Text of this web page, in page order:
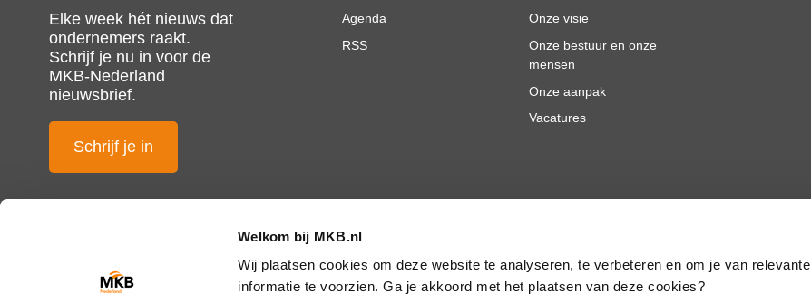
Welkom bij MKB.nl
Wij plaatsen cookies om deze website te analyseren, te verbeteren en om je van relevante
informatie te voorzien. Ga je akkoord met het plaatsen van deze cookies?
Elke week hét nieuws dat
ondernemers raakt.
Schrijf je nu in voor de
MKB-Nederland
nieuwsbrief.
Schrijf je in
Agenda
RSS
Onze visie
Onze bestuur en onze
mensen
Onze aanpak
Vacatures